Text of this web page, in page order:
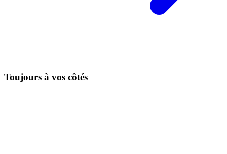
Toujours à vos côtés